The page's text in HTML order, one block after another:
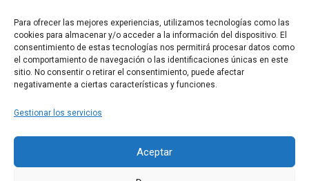
Para ofrecer las mejores experiencias, utilizamos tecnologías como las
cookies para almacenar y/o acceder a la información del dispositivo. El
consentimiento de estas tecnologías nos permitirá procesar datos como
el comportamiento de navegación o las identificaciones únicas en este
sitio. No consentir o retirar el consentimiento, puede afectar
negativamente a ciertas características y funciones.
Gestionar los servicios
Aceptar
Legal
Política de cookies (UE)
Política de Privacidad